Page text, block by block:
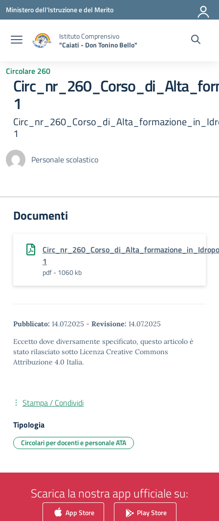
Vai ai contenuti
Vai al menu di navigazione
Vai al footer
Ministero dell'Istruzione e del Merito
Istituto Comprensivo
"Caiati - Don Tonino Bello"
Circolare 260
1
1
Personale scolastico
Documenti
1
pdf - 1060 kb
Pubblicato: 14.07.2025 - Revisione: 14.07.2025
Eccetto dove diversamente specificato, questo articolo è
stato rilasciato sotto Licenza Creative Commons
Attribuzione 4.0 Italia.
Stampa / Condividi
Tipologia
Circolari per docenti e personale ATA
Scarica la nostra app ufficiale su:
App Store Play Store